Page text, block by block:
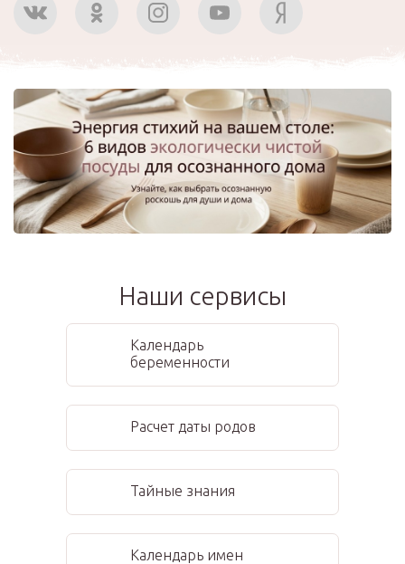
Наши сервисы
Календарь
беременности
Расчет даты родов
Тайные знания
Календарь имен